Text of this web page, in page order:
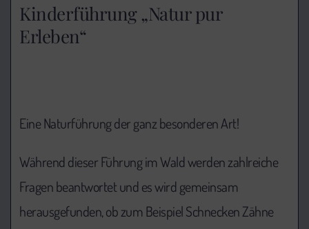
Kinderführung „Natur pur
Erleben“
Eine Naturführung der ganz besonderen Art!
Während dieser Führung im Wald werden zahlreiche
Fragen beantwortet und es wird gemeinsam
herausgefunden, ob zum Beispiel Schnecken Zähne